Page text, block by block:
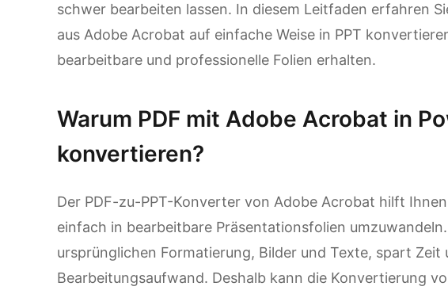
schwer bearbeiten lassen. In diesem Leitfaden erfahren
aus Adobe Acrobat auf einfache Weise in PPT
bearbeitbare und professionelle Folien erhalten.
Warum PDF mit Adobe Acrobat in
konvertieren?
Der PDF-zu-PPT-Konverter von Adobe Acrobat hilft
einfach in bearbeitbare Präsentationsfolien
ursprünglichen Formatierung, Bilder und Texte, spart Zeit
Bearbeitungsaufwand. Deshalb kann die Konvertierung